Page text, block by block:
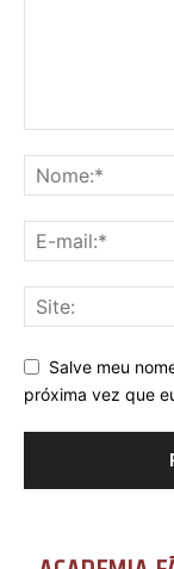
Salve meu
próxima vez que